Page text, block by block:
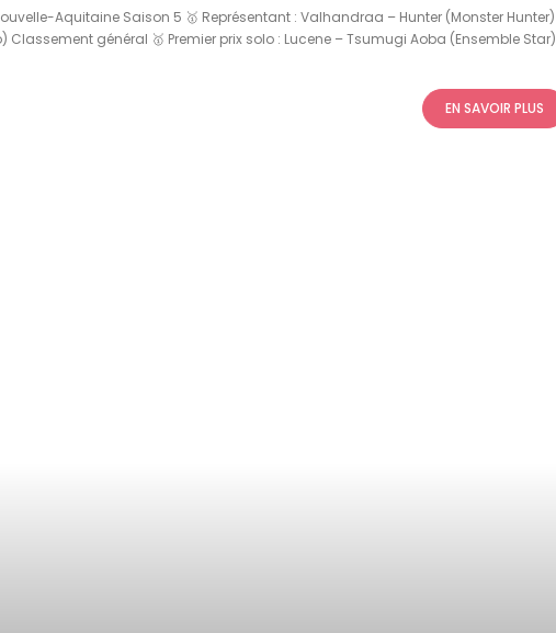
Aquitaine Saison 5 🥇 Représentant : Valhandraa – Hunter (Monster Hunter)
Classement général 🥇 Premier prix solo : Lucene – Tsumugi Aoba (Ensemble Star)
EN SAVOIR PLUS